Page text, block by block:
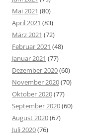
Mai 2021 (80)
April 2021 (83)
März 2021 (72)
Februar 2021 (48)
Januar 2021 (77)
Dezember 2020(60)
November 2020(70)
Oktober 2020(77)
September 2020(60)
August 2020(67)
Juli 2020(76)